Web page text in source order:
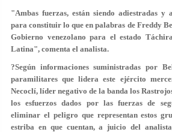
"Ambas fuerzas, están siendo adiestradas y
para constituir lo que en palabras de Freddy
Gobierno venezolano para el estado
Latina", comenta el analista.
?Según informaciones suministradas por
paramilitares que lidera este ejército
Necoclí, líder negativo de la banda los
los esfuerzos dados por las fuerzas de
eliminar el peligro que representan estos
estriba en que cuentan, a juicio del